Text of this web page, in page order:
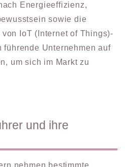
Energieeffizienz,
sowie die
IoT (Internet of Things)-
führende Unternehmen auf
um sich im Markt zu
und ihre